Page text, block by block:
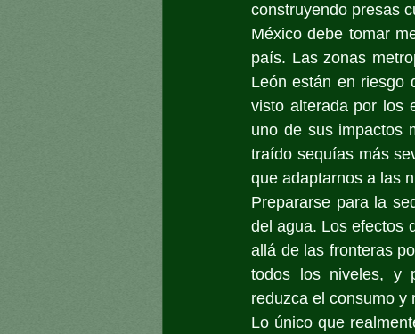
construyendo presas
México debe tomar
país. Las zonas
León están en riesgo
visto alterada por los
uno de sus impactos
traído sequías más
que adaptarnos a las
Prepararse para la
del agua. Los efectos
allá de las fronteras
todos los niveles, y
reduzca el consumo y
Lo único que